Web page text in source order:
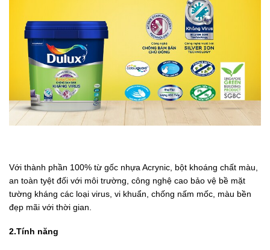
Với thành phần 100% từ gốc nhựa Acrynic, bột khoáng chất màu,
an toàn tyệt đối với môi trường, công nghệ cao bảo vệ bề mặt
tường kháng các loại virus, vi khuẩn, chống nấm mốc, màu bền
đẹp mãi với thời gian.
2.Tính năng